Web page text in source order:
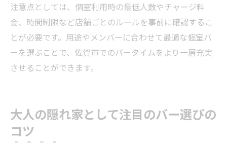
注意点としては、個室利用時の最低人数やチャージ料
金、時間制限など店舗ごとのルールを事前に確認するこ
とが必要です。用途やメンバーに合わせて最適な個室バ
ーを選ぶことで、佐賀市でのバータイムをより一層充実
させることができます。
大人の隠れ家として注目のバー選びの
コツ